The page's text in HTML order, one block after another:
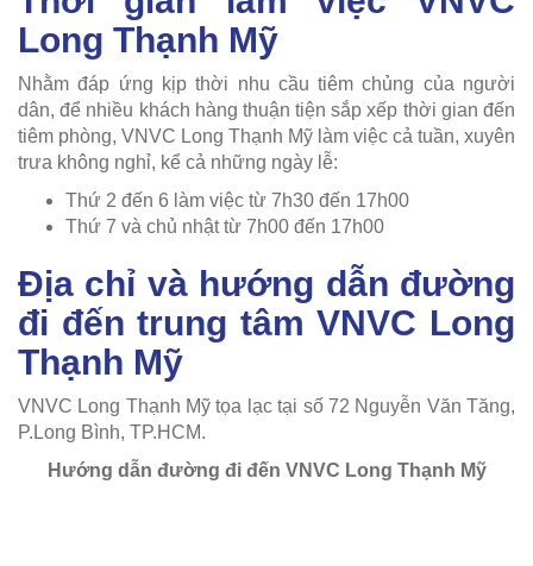
Long Thạnh Mỹ
Nhằm đáp ứng kịp thời nhu cầu tiêm chủng của người
dân, để nhiều khách hàng thuận tiện sắp xếp thời gian đến
tiêm phòng, VNVC Long Thạnh Mỹ làm việc cả tuần, xuyên
trưa không nghỉ, kể cả những ngày lễ:
Thứ 2 đến 6 làm việc từ 7h30 đến 17h00
Thứ 7 và chủ nhật từ 7h00 đến 17h00
Địa chỉ và hướng dẫn đường
đi đến trung tâm VNVC Long
Thạnh Mỹ
VNVC Long Thạnh Mỹ tọa lạc tại số 72 Nguyễn Văn Tăng,
P.Long Bình, TP.HCM.
Hướng dẫn đường đi đến VNVC Long Thạnh Mỹ